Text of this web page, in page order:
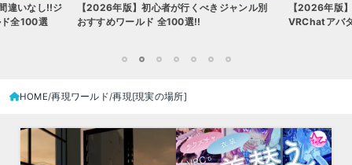
ジャンル別
【2026年版】初心者必見!!無料で使える
VRChatアバター（アバターワールド紹介）
【2026年版
な世界を味わ
HOME 再現ワールド 再現[現実の場所]